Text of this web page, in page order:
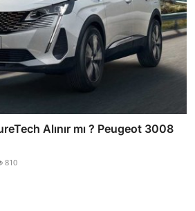
Alınır mı ? Peugeot 3008
810